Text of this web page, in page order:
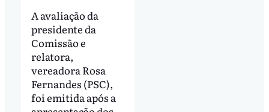
A avaliação da
presidente da
Comissão e
relatora,
vereadora Rosa
Fernandes (PSC),
foi emitida após a